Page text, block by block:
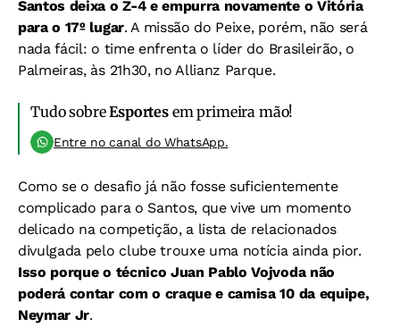
Santos deixa o Z-4 e empurra novamente o Vitória
para o 17º lugar. A missão do Peixe, porém, não será
nada fácil: o time enfrenta o líder do Brasileirão, o
Palmeiras, às 21h30, no Allianz Parque.
Tudo sobreEsportesem primeira mão!
Entre no canal do WhatsApp.
Como se o desafio já não fosse suficientemente
complicado para o Santos, que vive um momento
delicado na competição, a lista de relacionados
divulgada pelo clube trouxe uma notícia ainda pior.
Isso porque o técnico Juan Pablo Vojvoda não
poderá contar com o craque e camisa 10 da equipe,
Neymar Jr.